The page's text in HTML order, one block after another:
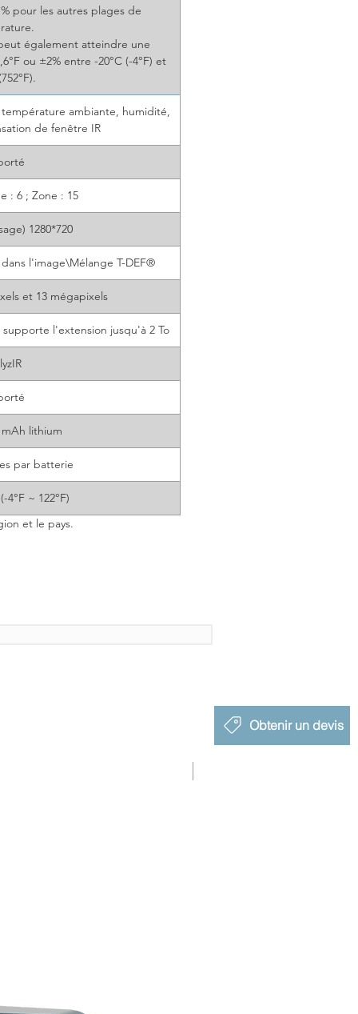
Obtenir un devis
pour les autres plages de
également atteindre une
ou ±2% entre -20°C (-4°F) et
ambiante, humidité,
de fenêtre IR
: 6 ; Zone : 15
1280*720
l'image\Mélange T-DEF®
et 13 mégapixels
l'extension jusqu'à 2 To
mAh lithium
par batterie
4°F ~ 122°F)
et le pays.